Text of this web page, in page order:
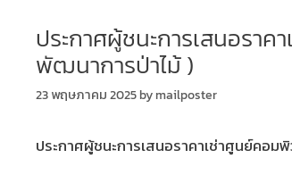
ประกาศผู้ชนะการเสนอรา
พัฒนาการป่าไม้ )
23 พฤษภาคม 2025bymailposter
ประกาศผู้ชนะการเสนอราคาเช่าศูนย์คอ